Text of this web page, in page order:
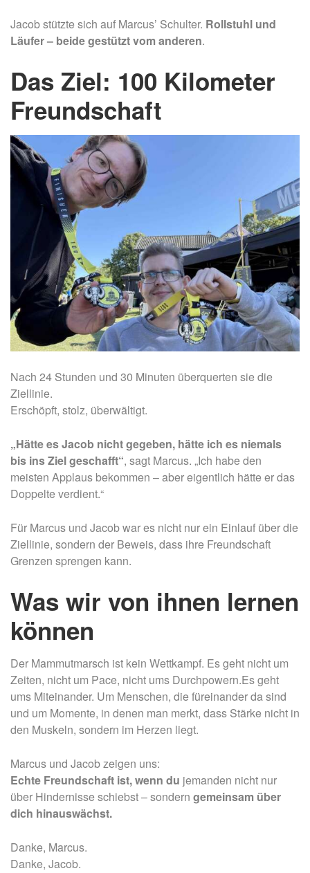
Jacob stützte sich auf Marcus’ Schulter. Rollstuhl und
Läufer – beide gestützt vom anderen.
Das Ziel: 100 Kilometer
Freundschaft
Nach 24 Stunden und 30 Minuten überquerten sie die
Ziellinie.
Erschöpft, stolz, überwältigt.
„Hätte es Jacob nicht gegeben, hätte ich es niemals
bis ins Ziel geschafft“, sagt Marcus. „Ich habe den
meisten Applaus bekommen – aber eigentlich hätte er das
Doppelte verdient.“
Für Marcus und Jacob war es nicht nur ein Einlauf über die
Ziellinie, sondern der Beweis, dass ihre Freundschaft
Grenzen sprengen kann.
Was wir von ihnen lernen
können
Der Mammutmarsch ist kein Wettkampf. Es geht nicht um
Zeiten, nicht um Pace, nicht ums Durchpowern.Es geht
ums Miteinander. Um Menschen, die füreinander da sind
und um Momente, in denen man merkt, dass Stärke nicht in
den Muskeln, sondern im Herzen liegt.
Marcus und Jacob zeigen uns:
Echte Freundschaft ist, wenn du jemanden nicht nur
über Hindernisse schiebst – sondern gemeinsam über
dich hinauswächst.
Danke, Marcus.
Danke, Jacob.